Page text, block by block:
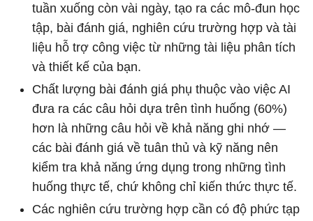
tuần xuống còn vài ngày, tạo ra các mô-đun học
tập, bài đánh giá, nghiên cứu trường hợp và tài
liệu hỗ trợ công việc từ những tài liệu phân tích
và thiết kế của bạn.
Chất lượng bài đánh giá phụ thuộc vào việc AI
đưa ra các câu hỏi dựa trên tình huống (60%)
hơn là những câu hỏi về khả năng ghi nhớ —
các bài đánh giá về tuân thủ và kỹ năng nên
kiểm tra khả năng ứng dụng trong những tình
huống thực tế, chứ không chỉ kiến ​​thức thực tế.
Các nghiên cứu trường hợp cần có độ phức tạp